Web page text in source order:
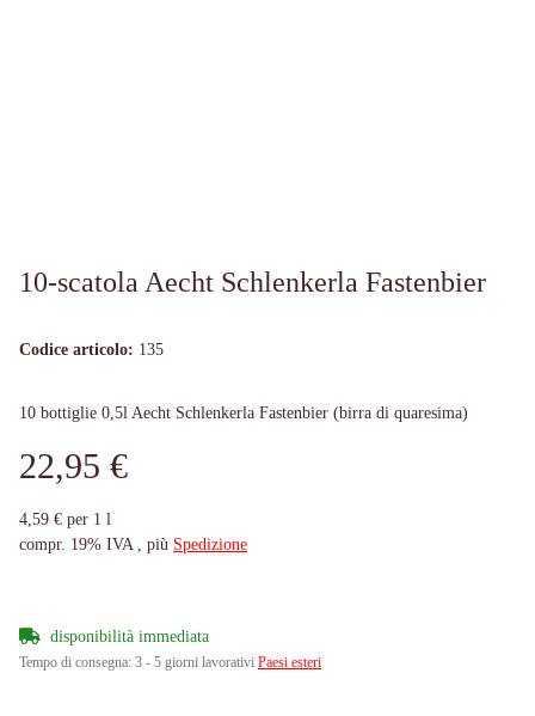
10-scatola Aecht Schlenkerla Fastenbier
Codice articolo: 135
10 bottiglie 0,5l Aecht Schlenkerla Fastenbier (birra di quaresima)
22,95 €
4,59 € per 1 l
compr. 19% IVA , più Spedizione
disponibilità immediata
Tempo di consegna: 3 - 5 giorni lavorativi Paesi esteri